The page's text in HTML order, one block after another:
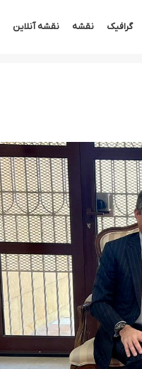
گرافیک نقشه نقشه آنلاین